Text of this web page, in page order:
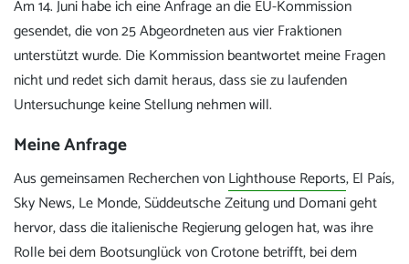
Am 14. Juni habe ich eine Anfrage an die EU-Kommission
gesendet, die von 25 Abgeordneten aus vier Fraktionen
unterstützt wurde. Die Kommission beantwortet meine Fragen
nicht und redet sich damit heraus, dass sie zu laufenden
Untersuchunge keine Stellung nehmen will.
Meine Anfrage
Aus gemeinsamen Recherchen vonLighthouse Reports, El País,
Sky News, Le Monde, Süddeutsche Zeitung und Domani geht
hervor, dass die italienische Regierung gelogen hat, was ihre
Rolle bei dem Bootsunglück von Crotone betrifft, bei dem